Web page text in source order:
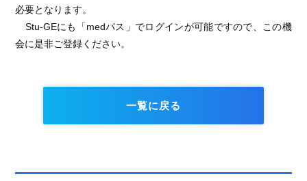
必要となります。
Stu-GEにも「medパス」でログインが可能ですので、この機
会に是非ご登録ください。
一覧に戻る